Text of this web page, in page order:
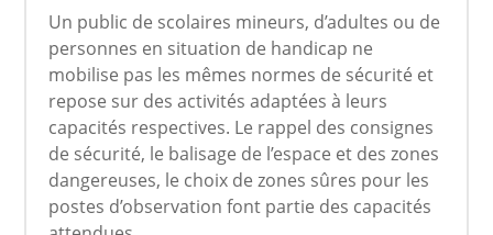
Un public de scolaires mineurs, d’adultes ou de
personnes en situation de handicap ne
mobilise pas les mêmes normes de sécurité et
repose sur des activités adaptées à leurs
capacités respectives. Le rappel des consignes
de sécurité, le balisage de l’espace et des zones
dangereuses, le choix de zones sûres pour les
postes d’observation font partie des capacités